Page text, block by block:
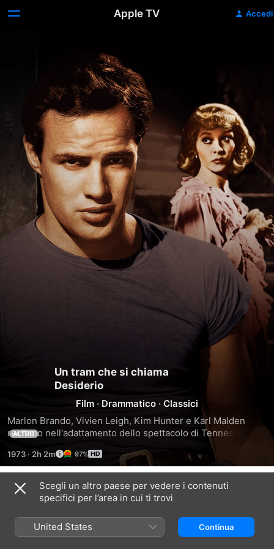
Apple TV Accedi
Un tram che si chiama
Desiderio
Film · Drammatico · Classici
Marlon Brando, Vivien Leigh, Kim Hunter e Karl Malden
recitano nell'adattamento dello spettacolo di Tennessee
Williams vincitore del Pulitzer ambientato nel Quartiere
Francese di New Orleans. La fragile bella donna del Sud
Blanche (Leigh), che vuole mantenere disperatamente la
sua fragile sanità mentale, patisce il tentativo implacabile
del bruto cognato (Brando) di farle affrontare la realtà – che
la porta alla follia.
ALTRO
1973 · 2h 2m 97%
Trailer
Scegli un altro paese per vedere i contenuti
specifici per l’area in cui ti trovi
United States Continua